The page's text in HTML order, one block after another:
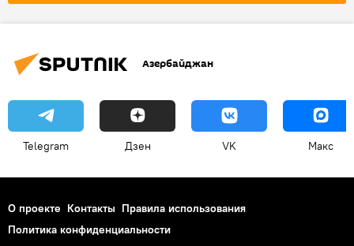
Азербайджан
Telegram Дзен VK Макс
О проекте Контакты Правила использования
Политика конфиденциальности